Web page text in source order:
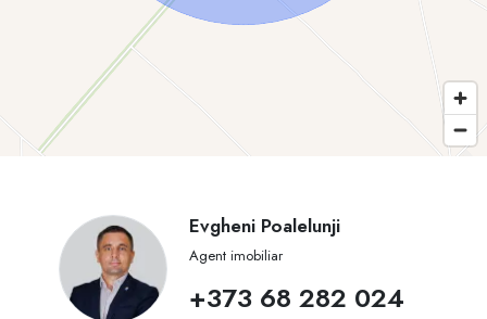
Evgheni Poalelunji
Agent imobiliar
+373 68 282 024